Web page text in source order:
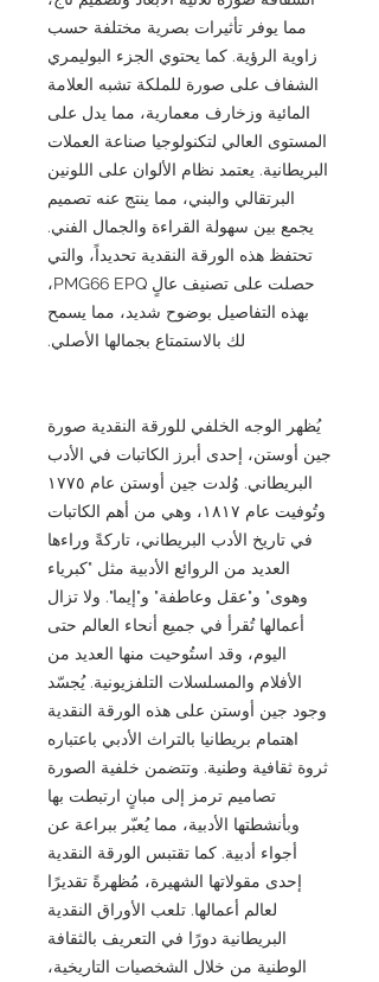
مما يوفر تأثيرات بصرية مختلفة حسب
زاوية الرؤية. كما يحتوي الجزء البوليمري
الشفاف على صورة للملكة تشبه العلامة
المائية وزخارف معمارية، مما يدل على
المستوى العالي لتكنولوجيا صناعة العملات
البريطانية. يعتمد نظام الألوان على اللونين
البرتقالي والبني، مما ينتج عنه تصميم
يجمع بين سهولة القراءة والجمال الفني.
تحتفظ هذه الورقة النقدية تحديداً، والتي
حصلت على تصنيف عالٍ PMG66 EPQ،
بهذه التفاصيل بوضوح شديد، مما يسمح
لك بالاستمتاع بجمالها الأصلي.
يُظهر الوجه الخلفي للورقة النقدية صورة
جين أوستن، إحدى أبرز الكاتبات في الأدب
البريطاني. وُلدت جين أوستن عام ١٧٧٥
وتُوفيت عام ١٨١٧، وهي من أهم الكاتبات
في تاريخ الأدب البريطاني، تاركةً وراءها
العديد من الروائع الأدبية مثل "كبرياء
وهوى" و"عقل وعاطفة" و"إيما". ولا تزال
أعمالها تُقرأ في جميع أنحاء العالم حتى
اليوم، وقد استُوحيت منها العديد من
الأفلام والمسلسلات التلفزيونية. يُجسّد
وجود جين أوستن على هذه الورقة النقدية
اهتمام بريطانيا بالتراث الأدبي باعتباره
ثروة ثقافية وطنية. وتتضمن خلفية الصورة
تصاميم ترمز إلى مبانٍ ارتبطت بها
وبأنشطتها الأدبية، مما يُعبّر ببراعة عن
أجواء أدبية. كما تقتبس الورقة النقدية
إحدى مقولاتها الشهيرة، مُظهرةً تقديرًا
لعالم أعمالها. تلعب الأوراق النقدية
البريطانية دورًا في التعريف بالثقافة
الوطنية من خلال الشخصيات التاريخية،